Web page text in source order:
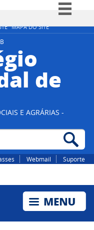
MAPA DO SITE
Simplifique!
Participe
Acesso à informação
Legislaçãode
E AGRÁRIAS -
Webmail Suporte